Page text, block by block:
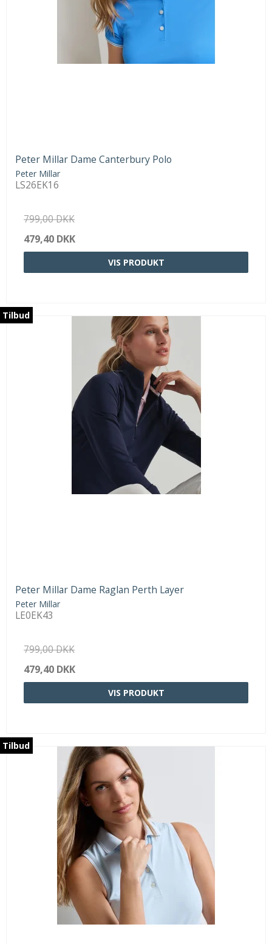
Peter Millar Dame Canterbury Polo
Peter Millar
LS26EK16
799,00 DKK
479,40 DKK
VIS PRODUKT
Tilbud
Peter Millar Dame Raglan Perth Layer
Peter Millar
LE0EK43
799,00 DKK
479,40 DKK
VIS PRODUKT
Tilbud